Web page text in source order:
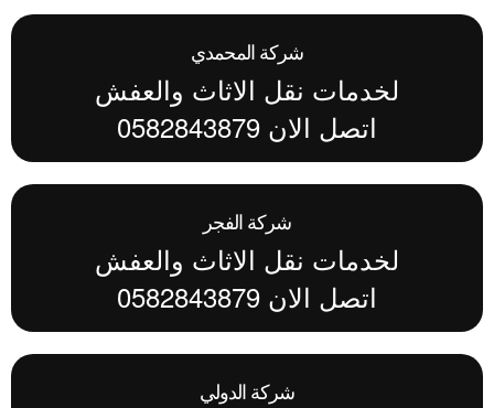
شركة المحمدي
لخدمات نقل الاثاث والعفش
اتصل الان 0582843879
شركة الفجر
لخدمات نقل الاثاث والعفش
اتصل الان 0582843879
شركة الدولي